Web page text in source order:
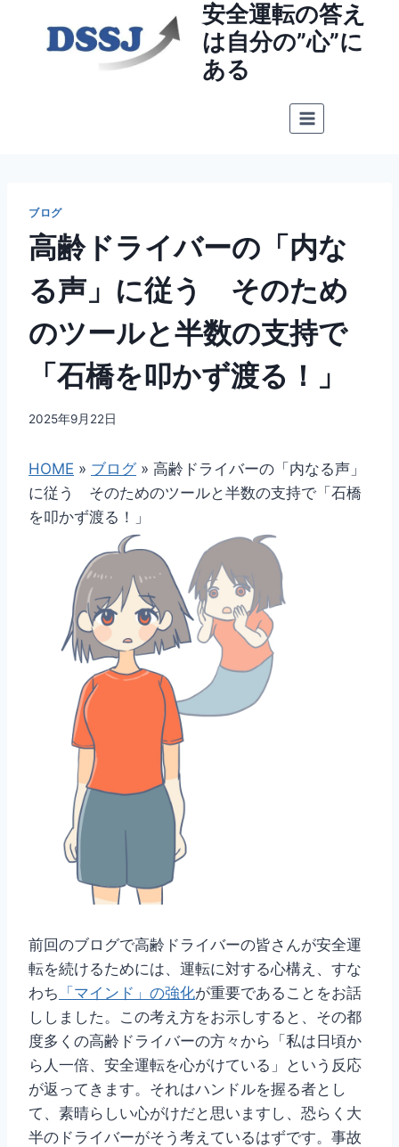
安全運転の答え
は自分の”心”に
ある
ブログ
高齢ドライバーの「内な
る声」に従う そのため
のツールと半数の支持で
「石橋を叩かず渡る！」
By
2025年9月22日
HOME » ブログ » 高齢ドライバーの「内なる声」
に従う そのためのツールと半数の支持で「石橋
を叩かず渡る！」
前回のブログで高齢ドライバーの皆さんが安全運
転を続けるためには、運転に対する心構え、すな
わち 「マインド」の強化が重要であることをお話
ししました。この考え方をお示しすると、その都
度多くの高齢ドライバーの方々から「私は日頃か
ら人一倍、安全運転を心がけている」という反応
が返ってきます。それはハンドルを握る者とし
て、素晴らしい心がけだと思いますし、恐らく大
半のドライバーがそう考えているはずです。事故